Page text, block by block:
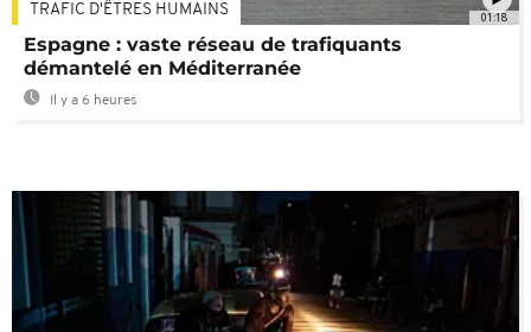
01:18
TRAFIC D'ÊTRES HUMAINS
Espagne : vaste réseau de trafiquants
démantelé en Méditerranée
Il y a 6 heures